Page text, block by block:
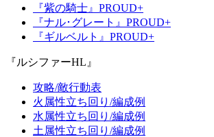
『紫の騎士』PROUD+
『ナル･グレート』PROUD+
『ギルベルト』PROUD+
『ルシファーHL』
攻略/敵行動表
火属性立ち回り/編成例
水属性立ち回り/編成例
土属性立ち回り/編成例